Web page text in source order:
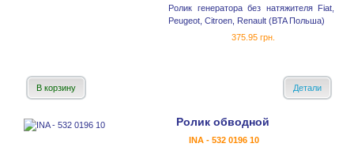
Ролик генератора без натяжителя Fiat,
Peugeot, Citroen, Renault (BTA Польша)
375.95 грн.
В корзину Детали
Ролик обводной
INA - 532 0196 10